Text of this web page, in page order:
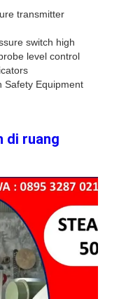
transmitter
switch high
level control
Safety Equipment
di ruang